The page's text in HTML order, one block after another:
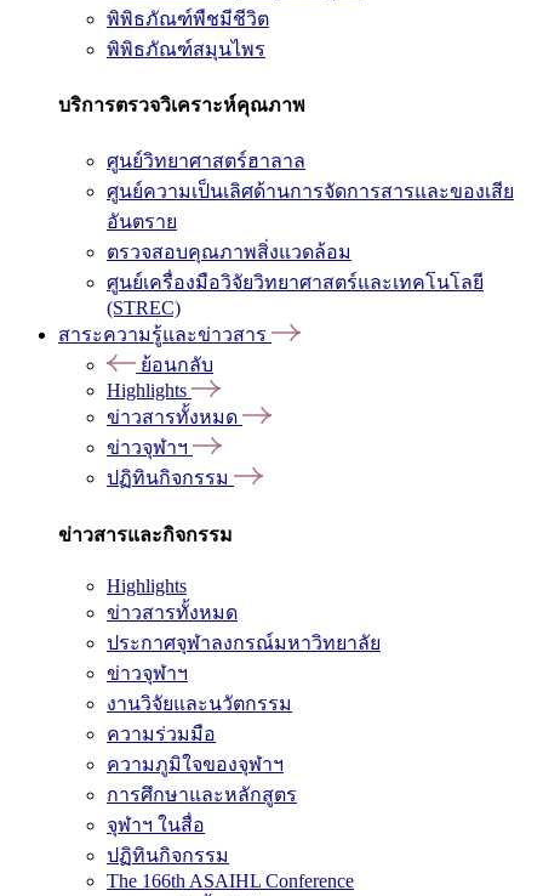
พิพิธภัณฑ์พืชมีชีวิต
พิพิธภัณฑ์สมุนไพร
บริการตรวจวิเคราะห์คุณภาพ
ศูนย์วิทยาศาสตร์ฮาลาล
ศูนย์ความเป็นเลิศด้านการจัดการสารและของเสีย
อันตราย
ตรวจสอบคุณภาพสิ่งแวดล้อม
ศูนย์เครื่องมือวิจัยวิทยาศาสตร์และเทคโนโลยี
(STREC)
สาระความรู้และข่าวสาร
ย้อนกลับ
Highlights
ข่าวสารทั้งหมด
ข่าวจุฬาฯ
ปฏิทินกิจกรรม
ข่าวสารและกิจกรรม
Highlights
ข่าวสารทั้งหมด
ประกาศจุฬาลงกรณ์มหาวิทยาลัย
ข่าวจุฬาฯ
งานวิจัยและนวัตกรรม
ความร่วมมือ
ความภูมิใจของจุฬาฯ
การศึกษาและหลักสูตร
จุฬาฯ ในสื่อ
ปฏิทินกิจกรรม
The 166th ASAIHL Conference